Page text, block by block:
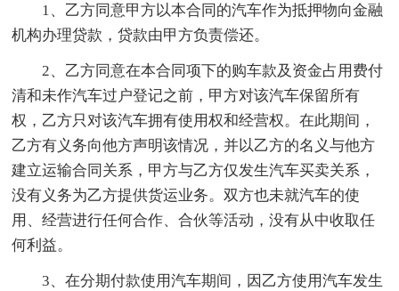
1、乙方同意甲方以本合同的汽车作为抵押物向金融
机构办理贷款，贷款由甲方负责偿还。
2、乙方同意在本合同项下的购车款及资金占用费付
清和未作汽车过户登记之前，甲方对该汽车保留所有
权，乙方只对该汽车拥有使用权和经营权。在此期间，
乙方有义务向他方声明该情况，并以乙方的名义与他方
建立运输合同关系，甲方与乙方仅发生汽车买卖关系，
没有义务为乙方提供货运业务。双方也未就汽车的使
用、经营进行任何合作、合伙等活动，没有从中收取任
何利益。
3、在分期付款使用汽车期间，因乙方使用汽车发生